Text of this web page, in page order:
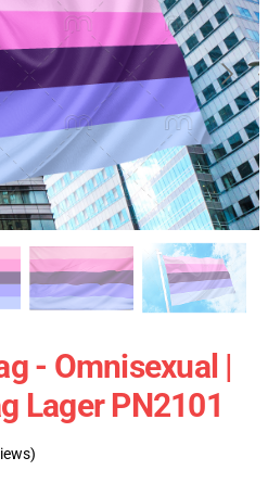
- Omnisexual |
Lager PN2101